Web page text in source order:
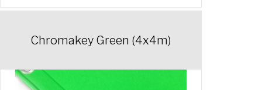
Chromakey Green (4x4m)